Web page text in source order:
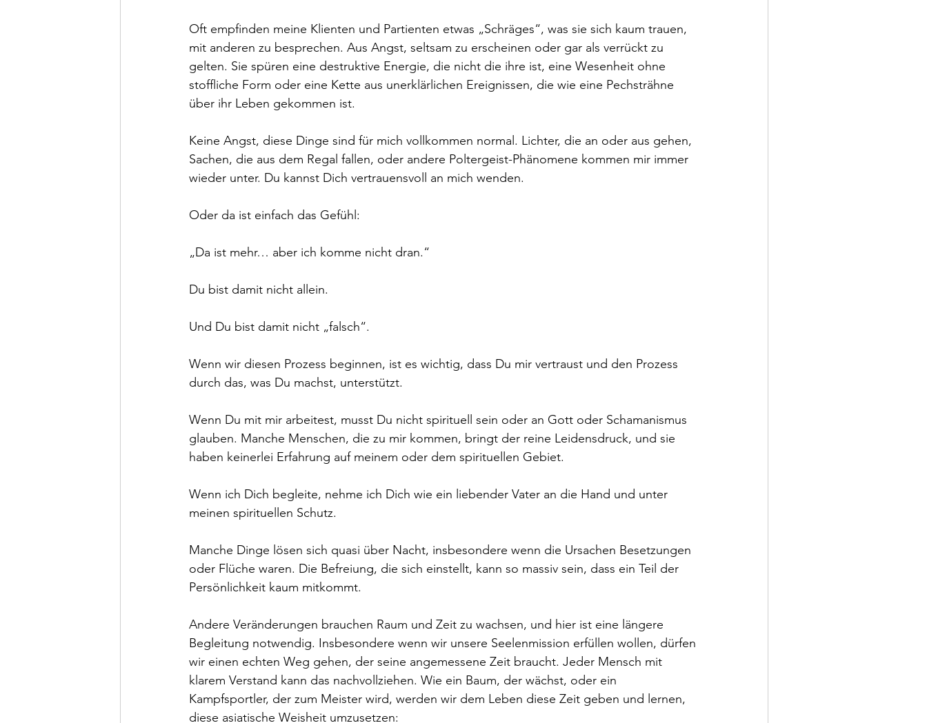
Oft empfinden meine Klienten und Partienten etwas „Schräges“, was sie sich kaum trauen,
mit anderen zu besprechen. Aus Angst, seltsam zu erscheinen oder gar als verrückt zu
gelten. Sie spüren eine destruktive Energie, die nicht die ihre ist, eine Wesenheit ohne
stoffliche Form oder eine Kette aus unerklärlichen Ereignissen, die wie eine Pechsträhne
über ihr Leben gekommen ist.
Keine Angst, diese Dinge sind für mich vollkommen normal. Lichter, die an oder aus gehen,
Sachen, die aus dem Regal fallen, oder andere Poltergeist-Phänomene kommen mir immer
wieder unter. Du kannst Dich vertrauensvoll an mich wenden.
Oder da ist einfach das Gefühl:
„Da ist mehr… aber ich komme nicht dran.“
Du bist damit nicht allein.
Und Du bist damit nicht „falsch“.
Wenn wir diesen Prozess beginnen, ist es wichtig, dass Du mir vertraust und den Prozess
durch das, was Du machst, unterstützt.
Wenn Du mit mir arbeitest, musst Du nicht spirituell sein oder an Gott oder Schamanismus
glauben. Manche Menschen, die zu mir kommen, bringt der reine Leidensdruck, und sie
haben keinerlei Erfahrung auf meinem oder dem spirituellen Gebiet.
Wenn ich Dich begleite, nehme ich Dich wie ein liebender Vater an die Hand und unter
meinen spirituellen Schutz.
Manche Dinge lösen sich quasi über Nacht, insbesondere wenn die Ursachen Besetzungen
oder Flüche waren. Die Befreiung, die sich einstellt, kann so massiv sein, dass ein Teil der
Persönlichkeit kaum mitkommt.
Andere Veränderungen brauchen Raum und Zeit zu wachsen, und hier ist eine längere
Begleitung notwendig. Insbesondere wenn wir unsere Seelenmission erfüllen wollen, dürfen
wir einen echten Weg gehen, der seine angemessene Zeit braucht. Jeder Mensch mit
klarem Verstand kann das nachvollziehen. Wie ein Baum, der wächst, oder ein
Kampfsportler, der zum Meister wird, werden wir dem Leben diese Zeit geben und lernen,
diese asiatische Weisheit umzusetzen: